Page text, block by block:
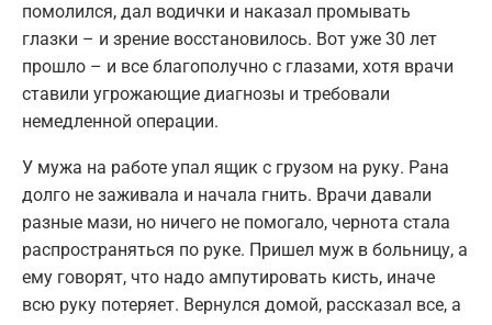
помолился, дал водички и наказал промывать
глазки – и зрение восстановилось. Вот уже 30 лет
прошло – и все благополучно с глазами, хотя врачи
ставили угрожающие диагнозы и требовали
немедленной операции.
У мужа на работе упал ящик с грузом на руку. Рана
долго не заживала и начала гнить. Врачи давали
разные мази, но ничего не помогало, чернота стала
распространяться по руке. Пришел муж в больницу, а
ему говорят, что надо ампутировать кисть, иначе
всю руку потеряет. Вернулся домой, рассказал все, а